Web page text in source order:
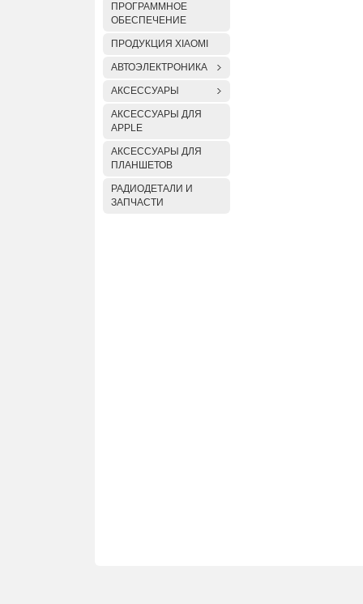
ПРОГРАММНОЕ
ОБЕСПЕЧЕНИЕ
ПРОДУКЦИЯ XIAOMI
АВТОЭЛЕКТРОНИКА
АКСЕССУАРЫ
АКСЕССУАРЫ ДЛЯ
APPLE
АКСЕССУАРЫ ДЛЯ
ПЛАНШЕТОВ
РАДИОДЕТАЛИ И
ЗАПЧАСТИ